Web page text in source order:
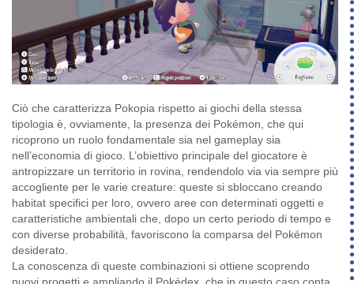
Ciò che caratterizza Pokopia rispetto ai giochi della stessa
tipologia è, ovviamente, la presenza dei Pokémon, che qui
ricoprono un ruolo fondamentale sia nel gameplay sia
nell’economia di gioco. L’obiettivo principale del giocatore è
antropizzare un territorio in rovina, rendendolo via via sempre più
accogliente per le varie creature: queste si sbloccano creando
habitat specifici per loro, ovvero aree con determinati oggetti e
caratteristiche ambientali che, dopo un certo periodo di tempo e
con diverse probabilità, favoriscono la comparsa del Pokémon
desiderato.
La conoscenza di queste combinazioni si ottiene scoprendo